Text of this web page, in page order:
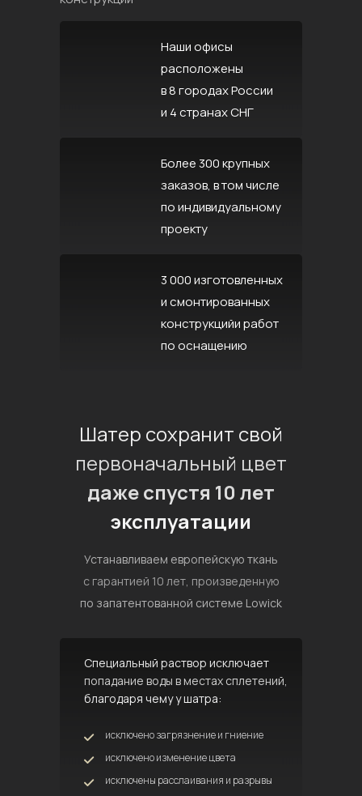
Наши офисы
расположены
в 8 городах России
и 4 странах СНГ
Более 300 крупных
заказов, в том числе
по индивидуальному
проекту
3 000 изготовленных
и смонтированных
конструкцийи работ
по оснащению
Шатер сохранит свой
первоначальный цвет
даже спустя 10 лет
эксплуатации
Устанавливаем европейскую ткань
с гарантией 10 лет, произведенную
по запатентованной системе Lowick
Специальный раствор исключает
попадание воды в местах сплетений,
благодаря чему у шатра:
исключено загрязнение и гниение
исключено изменение цвета
исключены расслаивания и разрывы